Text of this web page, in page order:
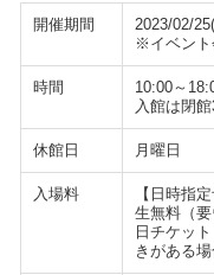
開催期間
2023/02/
※イベント
時間
10:00～
入館は閉館
休館日 月曜日
入場料
【日時指
生無料（
日チケッ
きがある場